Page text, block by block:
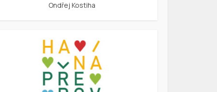
Ondřej Kostiha